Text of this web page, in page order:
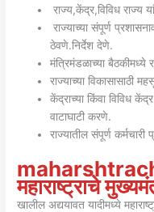
राज्य,केंद्र,विविध
राज्याच्या संपूर्ण
ठेवणे.निर्देश देणे.
मंत्रिमंडळाच्या बैठकीमध्ये
राज्याच्या विकासासाठी
केंद्राच्या किंवा विविध
वाटाघाटी करणे.
राज्यातील संपूर्ण
महाराष्ट्राचे
खालील अद्ययावत यादीमध्ये